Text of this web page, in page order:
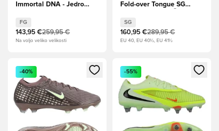
Immortal DNA - Jedro
FG
143,95 €259,95 €
Na voljo veliko velikosti
Fold-over Tongue SG
kovina/Obutev
Bela/Lucidno rdeča
SG
160,95 €289,95 €
EU 40, EU 40½, EU 41½
Odpre Modal za prijavo ali vpis kot član
-40%
Odpre Modal za prijavo ali
-55%